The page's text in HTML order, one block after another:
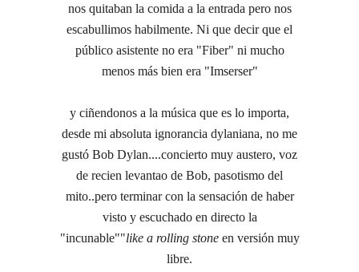
nos quitaban la comida a la entrada pero nos
escabullimos habilmente. Ni que decir que el
público asistente no era "Fiber" ni mucho
menos más bien era "Imserser"
y ciñendonos a la música que es lo importa,
desde mi absoluta ignorancia dylaniana, no me
gustó Bob Dylan....concierto muy austero, voz
de recien levantao de Bob, pasotismo del
mito..pero terminar con la sensación de haber
visto y escuchado en directo la
"incunable""like a rolling stoneen versión muy
libre.